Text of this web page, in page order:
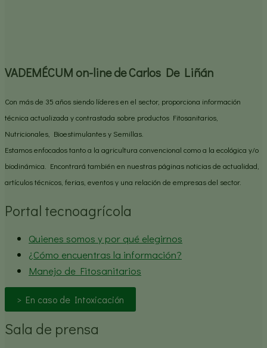
VADEMÉCUM on-line de Carlos De Liñán
Con más de 35 años siendo líderes en el sector, proporciona información
técnica actualizada y contrastada sobre productos Fitosanitarios,
Nutricionales, Bioestimulantes y Semillas.
Estamos enfocados tanto a la agricultura convencional como a la ecológica y/o
biodinámica. Encontrará también en nuestras páginas noticias de actualidad,
artículos técnicos, ferias, eventos y una relación de empresas del sector.
Portal tecnoagrícola
Quienes somos y por qué elegirnos
¿Cómo encuentras la información?
Manejo de Fitosanitarios
> En caso de Intoxicación
Sala de prensa